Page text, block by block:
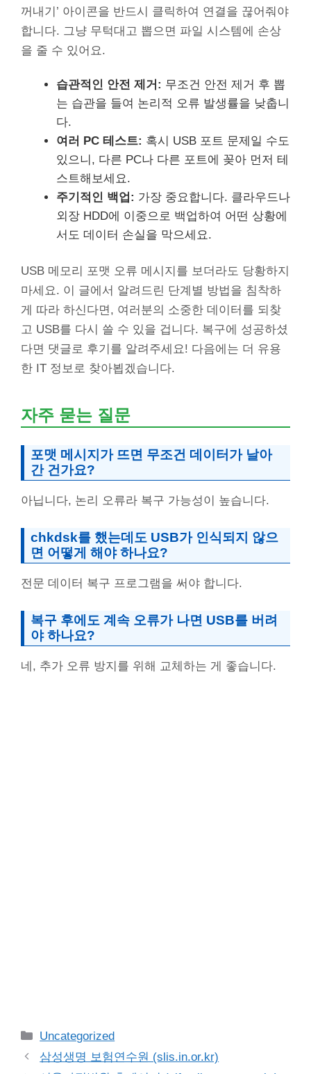
꺼내기’ 아이콘을 반드시 클릭하여 연결을 끊어줘야
합니다. 그냥 무턱대고 뽑으면 파일 시스템에 손상
을 줄 수 있어요.
습관적인 안전 제거: 무조건 안전 제거 후 뽑
는 습관을 들여 논리적 오류 발생률을 낮춥니
다.
여러 PC 테스트: 혹시 USB 포트 문제일 수도
있으니, 다른 PC나 다른 포트에 꽂아 먼저 테
스트해보세요.
주기적인 백업: 가장 중요합니다. 클라우드나
외장 HDD에 이중으로 백업하여 어떤 상황에
서도 데이터 손실을 막으세요.
USB 메모리 포맷 오류 메시지를 보더라도 당황하지
마세요. 이 글에서 알려드린 단계별 방법을 침착하
게 따라 하신다면, 여러분의 소중한 데이터를 되찾
고 USB를 다시 쓸 수 있을 겁니다. 복구에 성공하셨
다면 댓글로 후기를 알려주세요! 다음에는 더 유용
한 IT 정보로 찾아뵙겠습니다.
자주 묻는 질문
포맷 메시지가 뜨면 무조건 데이터가 날아
간 건가요?
아닙니다, 논리 오류라 복구 가능성이 높습니다.
chkdsk를 했는데도 USB가 인식되지 않으
면 어떻게 해야 하나요?
전문 데이터 복구 프로그램을 써야 합니다.
복구 후에도 계속 오류가 나면 USB를 버려
야 하나요?
네, 추가 오류 방지를 위해 교체하는 게 좋습니다.
Categories
Uncategorized
삼성생명 보험연수원 (slis.in.or.kr)